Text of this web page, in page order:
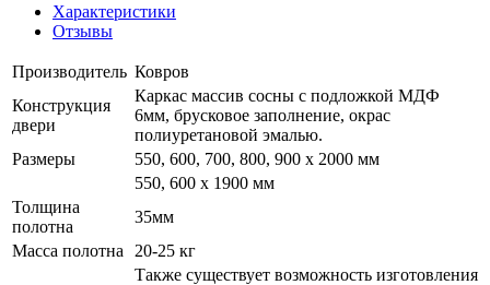
Характеристики
Отзывы
Производитель Ковров
Конструкция
двери
Каркас массив сосны с подложкой МДФ
6мм, брусковое заполнение, окрас
полиуретановой эмалью.
Размеры
550, 600, 700, 800, 900 x 2000 мм
550, 600 х 1900 мм
Толщина
полотна
35мм
Масса полотна
20-25 кг
Также существует возможность изготовления